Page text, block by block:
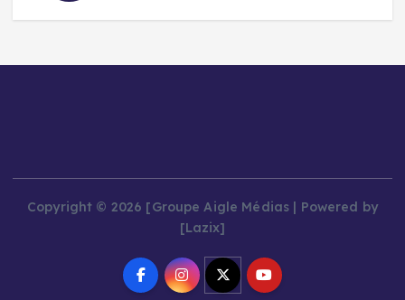
Copyright © 2026 [Groupe Aigle Médias | Powered by
[Lazix]